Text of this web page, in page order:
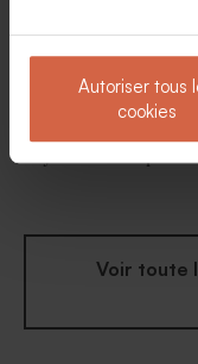
Autoriser tous
cookies
Yoyo en bois baptême
Voir toute